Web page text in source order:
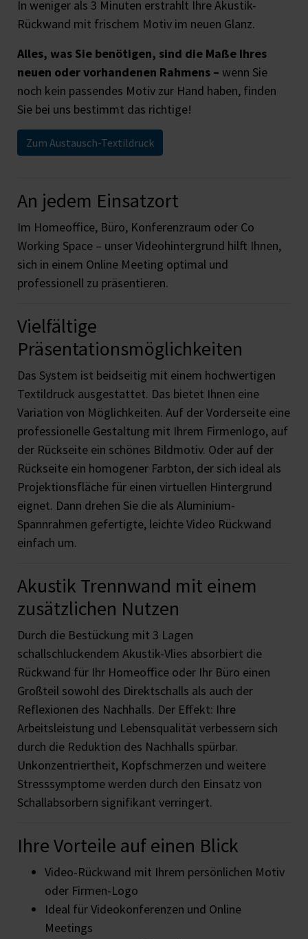
In weniger als 3 Minuten erstrahlt Ihre Akustik-
Rückwand mit frischem Motiv im neuen Glanz.
Alles, was Sie benötigen, sind die Maße Ihres
neuen oder vorhandenen Rahmens – wenn Sie
noch kein passendes Motiv zur Hand haben, finden
Sie bei uns bestimmt das richtige!
Zum Austausch-Textildruck
An jedem Einsatzort
Im Homeoffice, Büro, Konferenzraum oder Co
Working Space – unser Videohintergrund hilft Ihnen,
sich in einem Online Meeting optimal und
professionell zu präsentieren.
Vielfältige
Präsentationsmöglichkeiten
Das System ist beidseitig mit einem hochwertigen
Textildruck ausgestattet. Das bietet Ihnen eine
Variation von Möglichkeiten. Auf der Vorderseite eine
professionelle Gestaltung mit Ihrem Firmenlogo, auf
der Rückseite ein schönes Bildmotiv. Oder auf der
Rückseite ein homogener Farbton, der sich ideal als
Projektionsfläche für einen virtuellen Hintergrund
eignet. Dann drehen Sie die als Aluminium-
Spannrahmen gefertigte, leichte Video Rückwand
einfach um.
Akustik Trennwand mit einem
zusätzlichen Nutzen
Durch die Bestückung mit 3 Lagen
schallschluckendem Akustik-Vlies absorbiert die
Rückwand für Ihr Homeoffice oder Ihr Büro einen
Großteil sowohl des Direktschalls als auch der
Reflexionen des Nachhalls. Der Effekt: Ihre
Arbeitsleistung und Lebensqualität verbessern sich
durch die Reduktion des Nachhalls spürbar.
Unkonzentriertheit, Kopfschmerzen und weitere
Stresssymptome werden durch den Einsatz von
Schallabsorbern signifikant verringert.
Ihre Vorteile auf einen Blick
Video-Rückwand mit Ihrem persönlichen Motiv
oder Firmen-Logo
Ideal für Videokonferenzen und Online
Meetings